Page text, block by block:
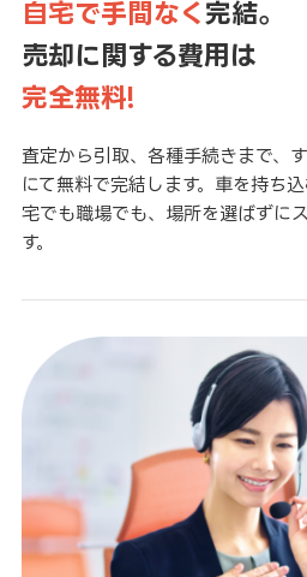
自宅で手間なく 完結。
売却に関する費用は
完全無料!
査定から引取、各種手続きまで、
にて無料で完結します。車を持ち
宅でも職場でも、場所を選ばずに
す。